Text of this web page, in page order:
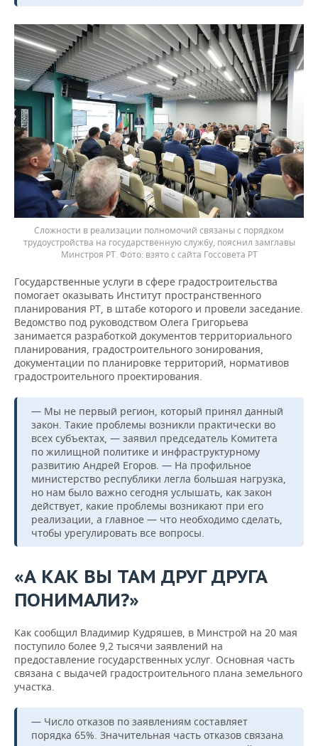
Сложности в реализации полномочий связаны с порядком
трудоустройства на государственную службу, пояснил замглавы
Минстроя РТ.
взято с сайта Госсовета РТ
Государственные услуги в сфере градостроительства
помогает оказывать Институт пространственного
планирования РТ, в штабе которого и провели заседание.
Ведомство под руководством Олега Григорьева
занимается разработкой документов территориального
планирования, градостроительного зонирования,
документации по планировке территорий, нормативов
градостроительного проектирования.
— Мы не первый регион, который принял данный
закон. Такие проблемы возникли практически во
всех субъектах, — заявил председатель Комитета
по жилищной политике и инфраструктурному
развитию Андрей Егоров. — На профильное
министерство республики легла большая нагрузка,
но нам было важно сегодня услышать, как закон
действует, какие проблемы возникают при его
реализации, а главное — что необходимо сделать,
чтобы урегулировать все вопросы.
«А КАК ВЫ ТАМ ДРУГ ДРУГА
ПОНИМАЛИ?»
Как сообщил Владимир Кудряшев, в Минстрой на 20 мая
поступило более 9,2 тысячи заявлений на
предоставление государственных услуг. Основная часть
связана с выдачей градостроительного плана земельного
участка.
— Число отказов по заявлениям составляет
порядка 65%. Значительная часть отказов связана